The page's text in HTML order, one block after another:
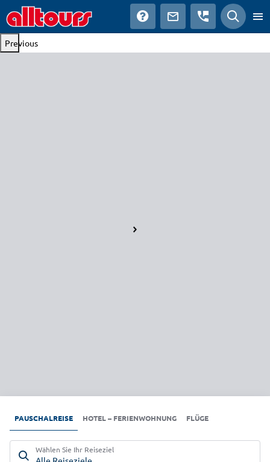
Previous
Next
PAUSCHALREISE HOTEL – FERIENWOHNUNG FLÜGE
Wählen Sie Ihr Reiseziel